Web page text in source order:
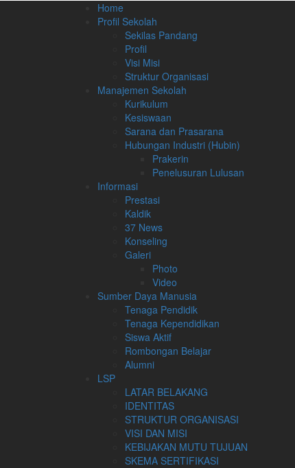
Home
Profil Sekolah
Sekilas Pandang
Profil
Visi Misi
Struktur Organisasi
Manajemen Sekolah
Kurikulum
Kesiswaan
Sarana dan Prasarana
Hubungan Industri (Hubin)
Prakerin
Penelusuran Lulusan
Informasi
Prestasi
Kaldik
37 News
Konseling
Galeri
Photo
Video
Sumber Daya Manusia
Tenaga Pendidik
Tenaga Kependidikan
Siswa Aktif
Rombongan Belajar
Alumni
LSP
LATAR BELAKANG
IDENTITAS
STRUKTUR ORGANISASI
VISI DAN MISI
KEBIJAKAN MUTU TUJUAN
SKEMA SERTIFIKASI